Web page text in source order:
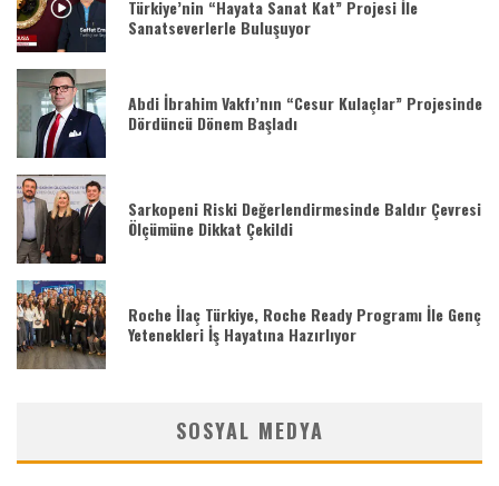
Türkiye’nin “Hayata Sanat Kat” Projesi İle
Sanatseverlerle Buluşuyor
Abdi İbrahim Vakfı’nın “Cesur Kulaçlar” Projesinde
Dördüncü Dönem Başladı
Sarkopeni Riski Değerlendirmesinde Baldır Çevresi
Ölçümüne Dikkat Çekildi
Roche İlaç Türkiye, Roche Ready Programı İle Genç
Yetenekleri İş Hayatına Hazırlıyor
SOSYAL MEDYA